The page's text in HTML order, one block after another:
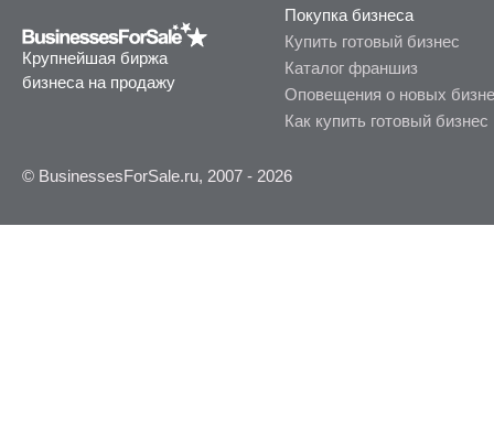
Крупнейшая биржа
бизнеса на продажу
Покупка бизнеса
Купить готовый бизнес
Каталог франшиз
Оповещения о новых
Как купить готовый бизнес
© BusinessesForSale.ru, 2007 - 2026